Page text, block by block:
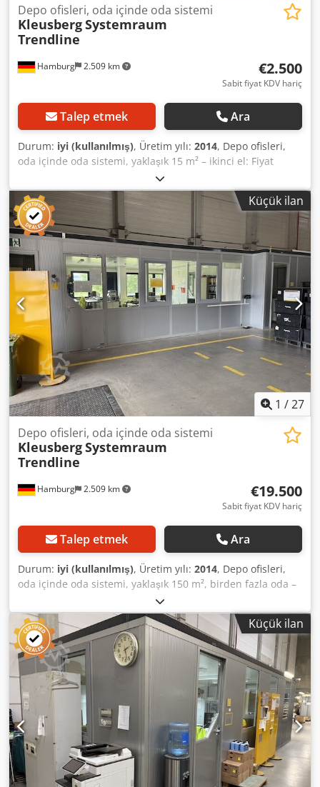
Hamburg 2.509 km
Depo ofisleri, oda içinde oda sistemi
KleusbergSystemraum
Trendline
€2.500
Sabit fiyat KDV hariç
Talep etmek Ara
Durum: iyi (kullanılmış), Üretim yılı: 2014, Depo ofisleri,
oda içinde oda sistemi, yaklaşık 15 m² – ikinci el: Fiyat
(lokasyondan teslim): 2.500,00 € (KDV hariç), sökülmüş,
paketlenmiş ve yüklenmiş şekilde! Credpozqzzbofx Alnef
Pozisyon 4: Üretici: Kleusberg Tip: Systemraum Trendline
İmalat yılı: bilinmiyor, muhtemelen 2014 Çatı, maksimum
100 kg insan ağırlığına dayanacak şekilde yürünebilir
Eleman genişliği: yaklaşık 1,03 m Uzunluk: yaklaşık 4,28 m
(4 eleman) Derinlik: yaklaşık 3,60 m (3 eleman, artı bir dar
eleman) Yükseklik: yaklaşık 2,96 m 1 adet kapı Tüm ofisler 3
taraflı olarak kapalıdır ve bu nedenle bir tarafı salon
duvarına yaslıdır. Mevcut olan aydınlatma vb. dahil Zemin
hariç Mobilya vb. olmadan satış Durum: iyi Kullanıma
hazır: yaklaşık 2026'nın 4. çeyreğinden itibaren Konum:
Hamburg
Küçük ilan
1 /27
Hamburg 2.509 km
Depo ofisleri, oda içinde oda sistemi
KleusbergSystemraum
Trendline
€19.500
Sabit fiyat KDV hariç
Talep etmek Ara
Durum: iyi (kullanılmış), Üretim yılı: 2014, Depo ofisleri,
oda içinde oda sistemi, yaklaşık 150 m², birden fazla oda –
ikinci el: Fiyat, depodan teslimde: 19.500 € (net), sökülmüş,
paketlenmiş ve yüklenmiş durumda! Pozisyon 8: Üretici:
Kleusberg Tip: Systemraum Trendline Üretim yılı:
bilinmiyor, muhtemelen 2014 Codpezqzyqsfx Alnsrf Çatıya,
maksimum 100 kg ağırlığa sahip bir kişiyle çıkılabilir.
Eleman genişliği: yaklaşık 1,03 m Uzunluk: yaklaşık 21,40 m
Derinlik: yaklaşık 7,60 m veya 8,10 m (6-7 eleman)
Yükseklik: yaklaşık 2,96 m Birden fazla kapı Tüm ofisler üç
taraftan kapalıdır ve bu nedenle bir tarafı salon duvarına
yaslıdır. Mevcut olan aydınlatma vb. dahil Zemin dahil
değildir. Mobilya vb. olmadan satış. Durum: iyi Kullanıma
hazır: yaklaşık olarak 2026'nın 4. çeyreğinden itibaren
Konum: Hamburg
Küçük ilan